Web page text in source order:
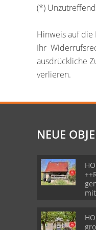
(*)
Hinweis auf die
Ihr
ausdrückliche
verlieren.
NEUE